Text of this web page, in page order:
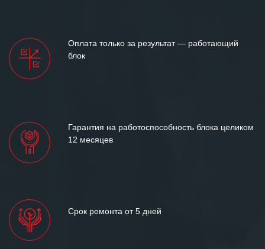
Оплата только за результат — работающий
блок
Гарантия на работоспособность блока целиком
12 месяцев
Срок ремонта от 5 дней